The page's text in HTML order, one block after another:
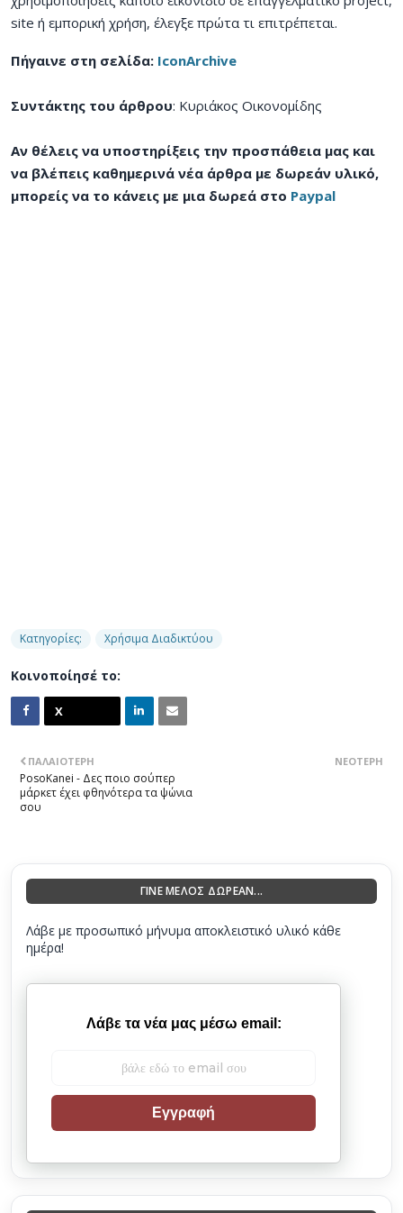
site ή εμπορική χρήση, έλεγξε πρώτα τι επιτρέπεται.
Πήγαινε στη σελίδα: IconArchive
Συντάκτης του άρθρου: Κυριάκος Οικονομίδης
Αν θέλεις να υποστηρίξεις την προσπάθεια μας και
να βλέπεις καθημερινά νέα άρθρα με δωρεάν υλικό,
μπορείς να το κάνεις με μια δωρεά στο Paypal
Κατηγορίες: Χρήσιμα Διαδικτύου
Κοινοποίησέ το:
ΝΕΌΤΕΡΗ
ΠΑΛΑΙΌΤΕΡΗ
PosoKanei - Δες ποιο σούπερ
μάρκετ έχει φθηνότερα τα ψώνια
σου
ΓΙΝΕ ΜΕΛΟΣ ΔΩΡΕΑΝ...
Λάβε με προσωπικό μήνυμα αποκλειστικό υλικό κάθε
ημέρα!
Λάβε τα νέα μας μέσω email:
Εγγραφή